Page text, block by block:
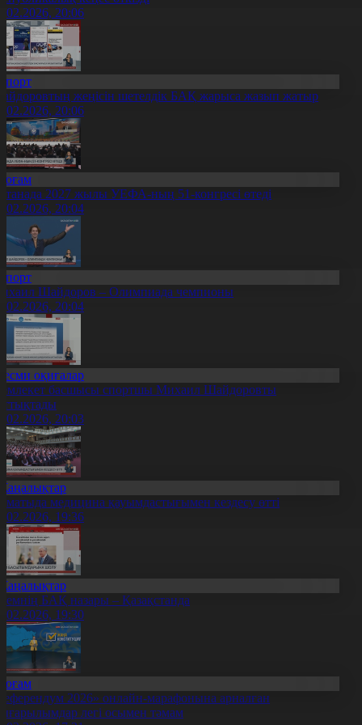
20:06
жеңісін шетелдік БАҚ жарыса жазып жатыр
20:06
2027 жылы УЕФА-ның 51-конгресі өтеді
20:04
Шайдоров – Олимпиада чемпионы
20:04
оқиғалар
басшысы спортшы Михаил Шайдоровты
20:03
медицина қауымдастығымен кездесу өтті
19:36
БАҚ назары – Қазақстанда
19:30
2026» онлайн-марафонына арналған
легі осымен тәмам